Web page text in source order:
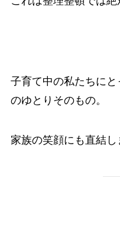
子育て中の私たちに
のゆとりそのもの。
家族の笑顔にも直結し